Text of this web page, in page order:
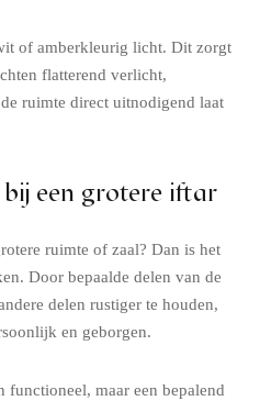
of amberkleurig licht. Dit zorgt
flatterend verlicht,
ruimte direct uitnodigend laat
een grotere iftar
ruimte of zaal? Dan is het
Door bepaalde delen van de
delen rustiger te houden,
en geborgen.
maar een bepalend